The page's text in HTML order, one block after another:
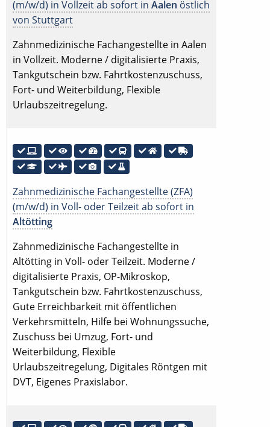
(m/w/d) in Vollzeit ab sofort in Aalen östlich
von Stuttgart
Zahnmedizinische Fachangestellte in Aalen
in Vollzeit. Moderne / digitalisierte Praxis,
Tankgutschein bzw. Fahrtkostenzuschuss,
Fort- und Weiterbildung, Flexible
Urlaubszeitregelung.
Zahnmedizinische Fachangestellte (ZFA)
(m/w/d) in Voll- oder Teilzeit ab sofort in
Altötting
Zahnmedizinische Fachangestellte in
Altötting in Voll- oder Teilzeit. Moderne /
digitalisierte Praxis, OP-Mikroskop,
Tankgutschein bzw. Fahrtkostenzuschuss,
Gute Erreichbarkeit mit öffentlichen
Verkehrsmitteln, Hilfe bei Wohnungssuche,
Zuschuss bei Umzug, Fort- und
Weiterbildung, Flexible
Urlaubszeitregelung, Digitales Röntgen mit
DVT, Eigenes Praxislabor.